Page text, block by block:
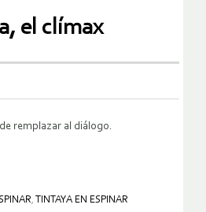
el clímax
remplazar al diálogo.
, TINTAYA EN ESPINAR